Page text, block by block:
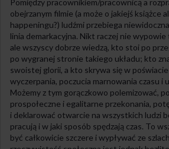
Pomiędzy pracownikiem/pracownicą a
obejrzanym filmie (a może o jakiejś książce
happeningu?) ludźmi przebiega
linia demarkacyjna. Nikt raczej nie wypowie
ale wszyscy dobrze wiedzą, kto stoi po
po wygranej stronie takiego układu; kto
swoistej glorii, a kto skrywa się w
wyczerpania, poczucia marnowania czasu i
Możemy z tym gorączkowo polemizować,
prospołeczne i egalitarne przekonania,
i deklarować otwarcie na wszystkich ludzi
pracują i w jaki sposób spędzają czas. To
być całkowicie szczere i wypływać ze